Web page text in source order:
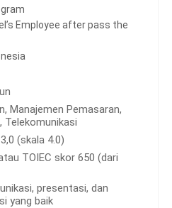
Employee after pass the
Manajemen Pemasaran,
Telekomunikasi
(skala 4.0)
TOIEC skor 650 (dari
presentasi, dan
yang baik